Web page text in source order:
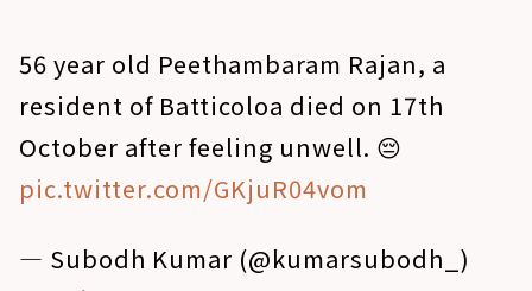
56 year old Peethambaram Rajan, a
resident of Batticoloa died on 17th
October after feeling unwell. 😔
pic.twitter.com/GKjuR04vom
— Subodh Kumar (@kumarsubodh_)